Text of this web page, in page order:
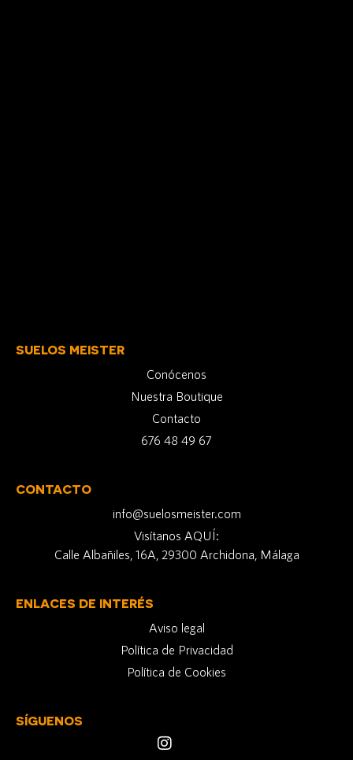
SUELOS MEISTER
Conócenos
Nuestra Boutique
Contacto
676 48 49 67
CONTACTO
info@suelosmeister.com
Visítanos AQUÍ:
Calle Albañiles, 16A, 29300 Archidona, Málaga
ENLACES DE INTERÉS
Aviso legal
Política de Privacidad
Política de Cookies
SÍGUENOS